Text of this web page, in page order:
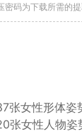
密码为下载所需的提
张女性形体
张女性人物